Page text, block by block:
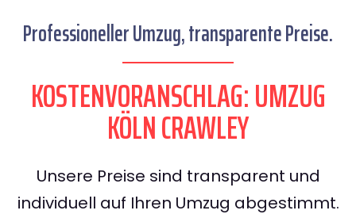
Professioneller Umzug, transparente Preise.
KOSTENVORANSCHLAG: UMZUG
KÖLN CRAWLEY
Unsere Preise sind transparent und
individuell auf Ihren Umzug abgestimmt.